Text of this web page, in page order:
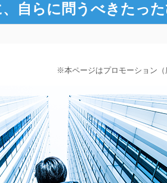
自らに問うべきたっ
※本ページはプロモーション（